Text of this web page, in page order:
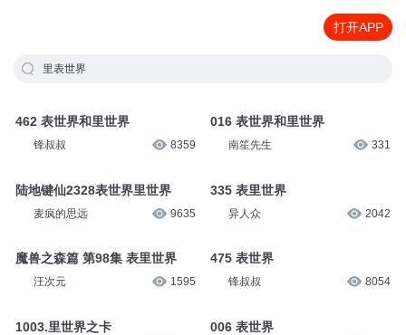
打开APP
里表世界
462 表世界和里世界
锋叔叔 8359
陆地键仙2328表世界里世界
麦疯的思远 9635
魔兽之森篇 第98集 表里世界
汪次元 1595
1003.里世界之卡
016 表世界和里世界
南笙先生 331
335 表里世界
异人众 2042
475 表世界
锋叔叔 8054
006 表世界